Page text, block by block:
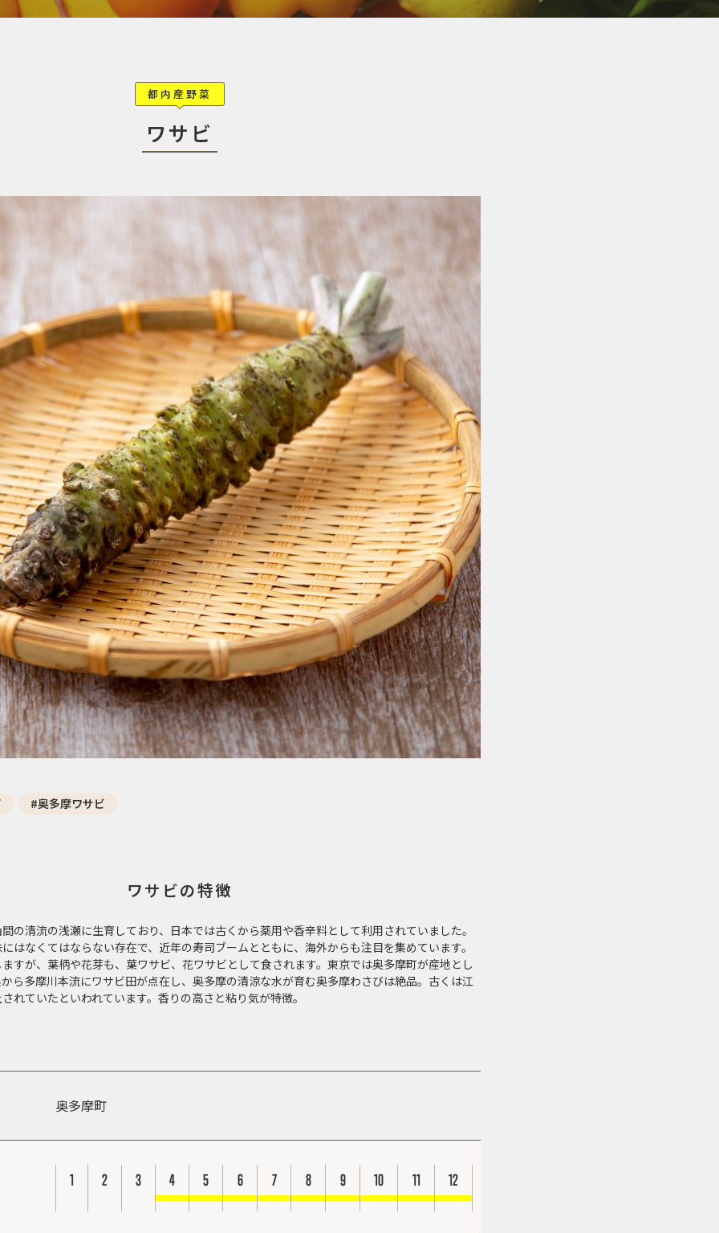
都内産野菜
ワサビ
#奥多摩ワサビ
ワサビの特徴
の清流の浅瀬に生育しており、日本では古くから薬用や香辛料として利用されていました。
はなくてはならない存在で、近年の寿司ブームとともに、海外からも注目を集めています。
すが、葉柄や花芽も、葉ワサビ、花ワサビとして食されます。東京では奥多摩町が産地とし
ら多摩川本流にワサビ田が点在し、奥多摩の清涼な水が育む奥多摩わさびは絶品。古くは江
れていたといわれています。香りの高さと粘り気が特徴。
奥多摩町
1 2 3 4 5 6 7 8 9 10 11 12